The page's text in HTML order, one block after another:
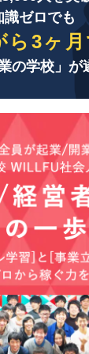
識ゼロでも
ら3ヶ
の学校」が